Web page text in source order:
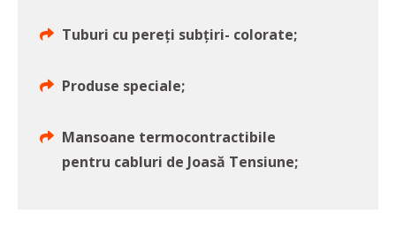
Tuburi cu pereți subțiri- colorate;
Produse speciale;
Mansoane termocontractibile
pentru cabluri de Joasă Tensiune;